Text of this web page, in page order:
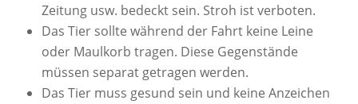
Zeitung usw. bedeckt sein. Stroh ist verboten.
Das Tier sollte während der Fahrt keine Leine
oder Maulkorb tragen. Diese Gegenstände
müssen separat getragen werden.
Das Tier muss gesund sein und keine Anzeichen